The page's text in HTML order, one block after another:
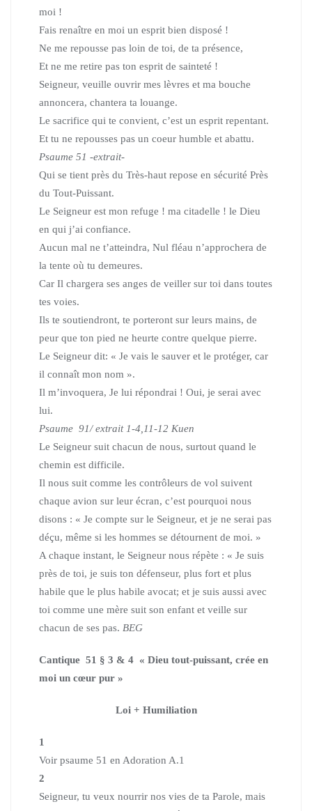
moi !
Fais renaître en moi un esprit bien disposé !
Ne me repousse pas loin de toi, de ta présence,
Et ne me retire pas ton esprit de sainteté !
Seigneur, veuille ouvrir mes lèvres et ma bouche
annoncera, chantera ta louan­ge.
Le sacrifice qui te convient, c’est un esprit repentant.
Et tu ne repousses pas un coeur humble et abattu.
Psaume 51 -extrait-
Qui se tient près du Très-haut repose en sécurité Près
du Tout-Puis­sant.
Le Seigneur est mon refuge ! ma citadelle ! le Dieu
en qui j’ai con­fiance.
Aucun mal ne t’atteindra, Nul fléau n’ap­prochera de
la tente où tu demeu­res.
Car Il chargera ses anges de veiller sur toi dans toutes
tes voies.
Ils te soutiendront, te porteront sur leurs mains, de
peur que ton pied ne heurte contre quelque pierre.
Le Seigneur dit: « Je vais le sauver et le protéger, car
il connaît mon nom ».
Il m’invoquera, Je lui répondrai ! Oui, je serai avec
lui.
Psaume 91/ extrait 1-4,11-12 Kuen
Le Seigneur suit chacun de nous, surtout quand le
chemin est difficile.
Il nous suit comme les contrôleurs de vol suivent
chaque avion sur leur écran, c’est pourquoi nous
disons : « Je compte sur le Seigneur, et je ne serai pas
déçu, même si les hommes se détournent de moi. »
A chaque instant, le Seigneur nous répète : « Je suis
près de toi, je suis ton défenseur, plus fort et plus
habile que le plus habile avocat; et je suis aussi avec
toi comme une mère suit son enfant et veille sur
chacun de ses pas. BEG
Cantique 51 § 3 & 4 « Dieu tout-puissant, crée en
moi un cœur pur »
Loi + Humiliation
1
Voir psaume 51 en Adoration A.1
2
Seigneur, tu veux nourrir nos vies de ta Parole, mais